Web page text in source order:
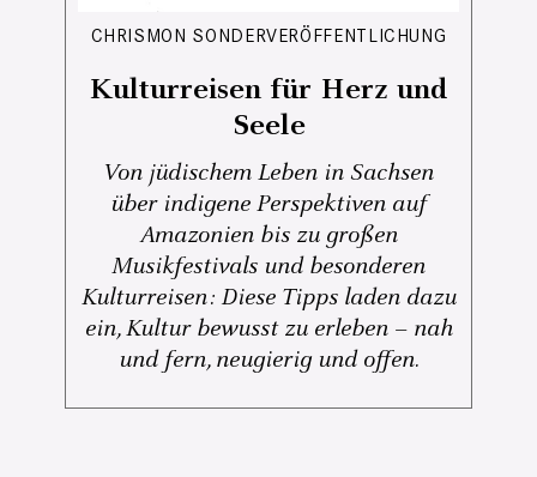
CHRISMON SONDERVERÖFFENTLICHUNG
Kulturreisen für Herz und
Seele
Von jüdischem Leben in Sachsen
über indigene Perspektiven auf
Amazonien bis zu großen
Musikfestivals und besonderen
Kulturreisen: Diese Tipps laden dazu
ein, Kultur bewusst zu erleben – nah
und fern, neugierig und offen.